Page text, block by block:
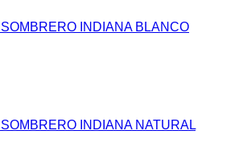
SOMBRERO INDIANA BLANCO
SOMBRERO INDIANA NATURAL